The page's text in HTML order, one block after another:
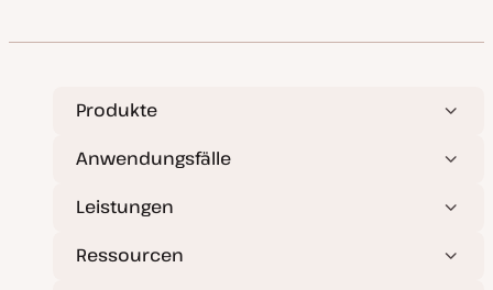
u
i
t
Produkte
Anwendungsfälle
Leistungen
Ressourcen